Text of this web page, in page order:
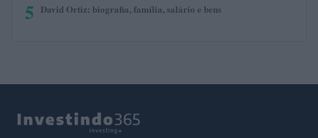
5 David Ortiz: biografia, família, salário e bens